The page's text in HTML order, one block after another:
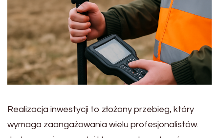
Realizacja inwestycji to złożony przebieg, który
wymaga zaangażowania wielu profesjonalistów.